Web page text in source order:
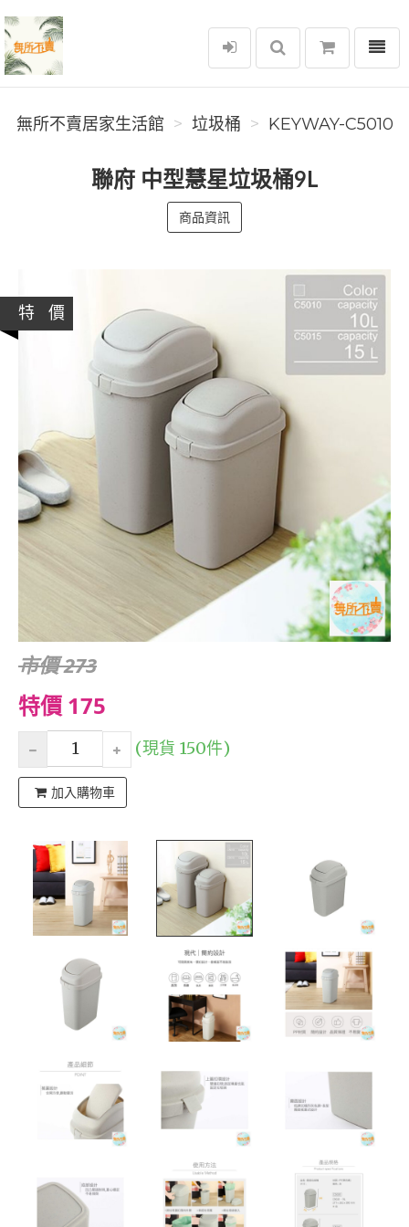
無所不賣居家生活館
選單
無所不賣居家生活館 垃圾桶 KEYWAY-C5010
聯府 中型慧星垃圾桶9L
商品資訊
特 價
市價 273
特價 175
(現貨 150件)
加入購物車